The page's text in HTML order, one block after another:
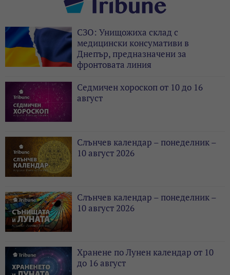
СЗО: Унищожиха склад с
медицински консумативи в
Днепър, предназначени за
фронтовата линия
Седмичен хороскоп от 10 до 16
август
Слънчев календар – понеделник –
10 август 2026
Слънчев календар – понеделник –
10 август 2026
Хранене по Лунен календар от 10
до 16 август